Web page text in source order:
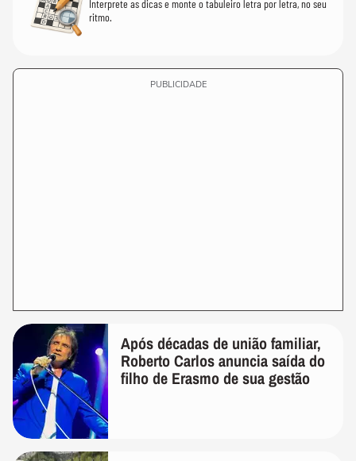
Interprete as dicas e monte o tabuleiro letra por letra, no seu
ritmo.
PUBLICIDADE
Após décadas de união familiar,
Roberto Carlos anuncia saída do
filho de Erasmo de sua gestão